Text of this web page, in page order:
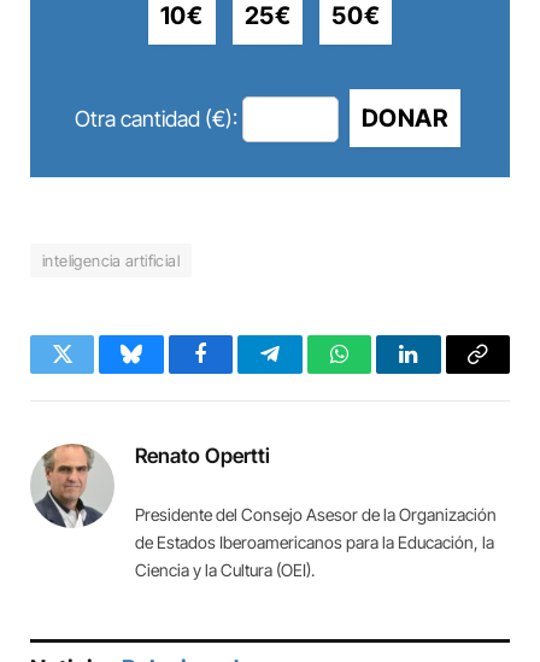
10€ 25€ 50€
Otra cantidad (€): DONAR
inteligencia artificial
Twitter BlueskyFacebookTelegramWhatsAppLinkedInCopy
Renato Opertti
Presidente del Consejo Asesor de la Organización
de Estados Iberoamericanos para la Educación, la
Ciencia y la Cultura (OEI).